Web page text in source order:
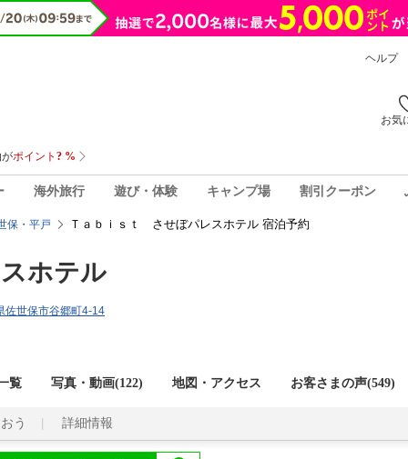
ヘルプ
お気
海外旅行 遊び・体験 キャンプ場 割引クーポン
保・平戸 Ｔａｂｉｓｔ させぼパレスホテル 宿泊予約
ホテル
佐世保市谷郷町4-14
覧 写真・動画(122) 地図・アクセス お客さまの声(549)
う 詳細情報